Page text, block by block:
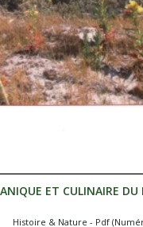
ET CULINAIRE DU
Histoire & Nature - Pdf